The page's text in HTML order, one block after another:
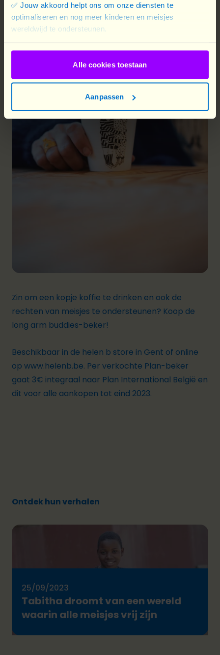
✅ Jouw akkoord helpt ons om onze diensten te
optimaliseren en nog meer kinderen en meisjes
wereldwijd te ondersteunen.
Alle cookies toestaan
Aanpassen
Zin om een kopje koffie te drinken en ook de
rechten van meisjes te ondersteunen? Koop de
long arm buddies-beker!
Beschikbaar in de helen b store in Gent of online
op www.helenb.be. Per verkochte Plan-beker
gaat 3€ integraal naar Plan International België en
dit voor alle aankopen tot eind 2023.
Ontdek hun verhalen
25/09/2023
Tabitha droomt van een wereld
waarin alle meisjes vrij zijn